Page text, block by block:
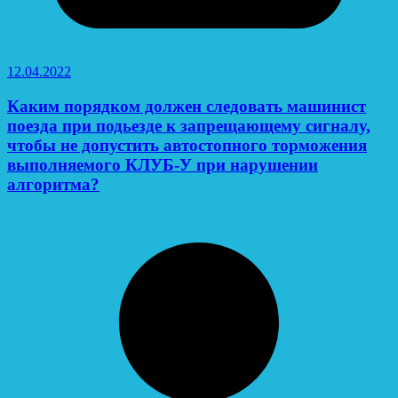
12.04.2022
Каким порядком должен следовать машинист
поезда при подьезде к запрещающему сигналу,
чтобы не допустить автостопного торможения
выполняемого КЛУБ-У при нарушении
алгоритма?